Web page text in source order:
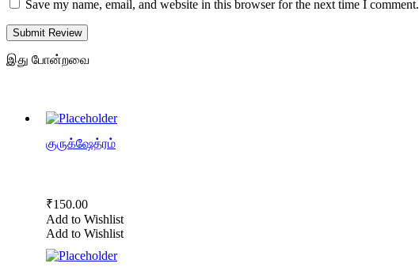
Save my name, email, and website in this browser for the next time I comment.
Submit Review
இது போன்றவை
குருக்ஷேத்ரம்
₹150.00
Add to Wishlist
Add to Wishlist